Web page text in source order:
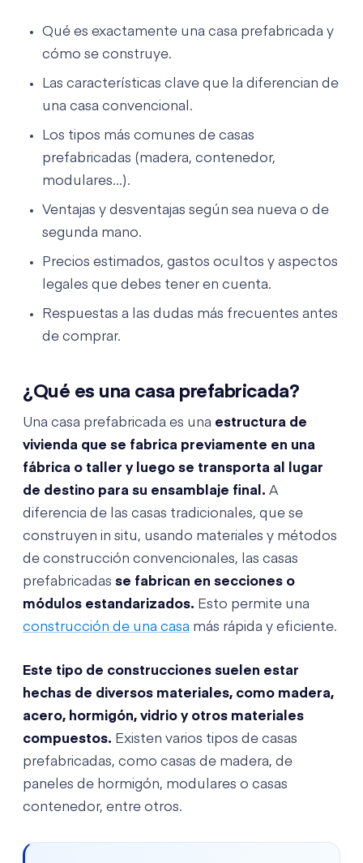
Qué es exactamente una casa prefabricada y
cómo se construye.
Las características clave que la diferencian de
una casa convencional.
Los tipos más comunes de casas
prefabricadas (madera, contenedor,
modulares...).
Ventajas y desventajas según sea nueva o de
segunda mano.
Precios estimados, gastos ocultos y aspectos
legales que debes tener en cuenta.
Respuestas a las dudas más frecuentes antes
de comprar.
¿Qué es una casa prefabricada?
Una casa prefabricada es una estructura de
vivienda que se fabrica previamente en una
fábrica o taller y luego se transporta al lugar
de destino para su ensamblaje final. A
diferencia de las casas tradicionales, que se
construyen in situ, usando materiales y métodos
de construcción convencionales, las casas
prefabricadas se fabrican en secciones o
módulos estandarizados. Esto permite una
construcción de una casa más rápida y eficiente.
Este tipo de construcciones suelen estar
hechas de diversos materiales, como madera,
acero, hormigón, vidrio y otros materiales
compuestos. Existen varios tipos de casas
prefabricadas, como casas de madera, de
paneles de hormigón, modulares o casas
contenedor, entre otros.